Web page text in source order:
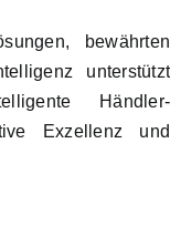
bewährten
unterstützt
Händler-
Exzellenz und